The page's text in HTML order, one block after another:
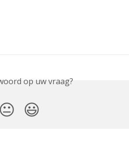
op uw vraag?
😐 😃